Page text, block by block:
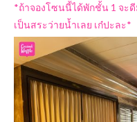
*ถ้าจองโซนนี้ได้พักชั้น 1 จะ
เป็นสระว่ายน้ำเลย เก๋ปะละ*